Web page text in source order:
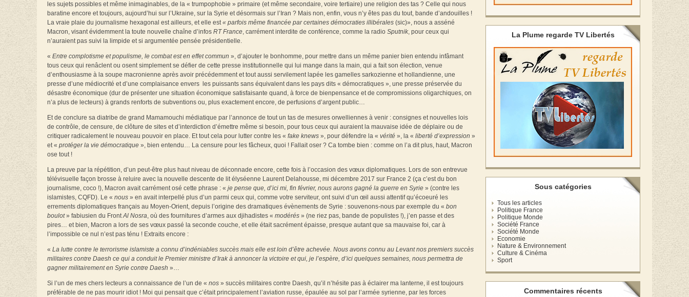
les sujets possibles et même inimaginables, de la « trumpophobie » primaire (et même secondaire, voire tertiaire) une religion des tas ? Celle qui nous
baratine encore et toujours, aujourd’hui sur l’Ukraine, sur la Syrie et désormais sur l’Iran ? Mais non, enfin, vous n’y êtes pas du tout, bande d’andouilles !
La vraie plaie du journalisme hexagonal est ailleurs, et elle est« parfois même financée par certaines démocraties illibérales (sic)», nous a asséné
Macron, visant évidemment la toute nouvelle chaîne d’infos RT France, carrément interdite de conférence, comme la radio Sputnik, pour ceux qui
n’auraient pas suivi la limpide et si argumentée pensée présidentielle.
« Entre complotisme et populisme, le combat est en effet commun », d’ajouter le bonhomme, pour mettre dans un même panier bien entendu infâmant
tous ceux qui renâclent ou osent simplement se défier de cette presse institutionnelle qui lui mange dans la main, qui a fait son élection, venue
d’enthousiasme à la soupe macronienne après avoir précédemment et tout aussi servilement lapée les gamelles sarkozienne et hollandienne, une
presse d’une médiocrité et d’une complaisance envers les puissants sans équivalent dans les pays dits « démocratiques », une presse préservée du
désastre économique (dur de présenter une situation économique satisfaisante quand, à force de bienpensance et de compromissions oligarchiques, on
n’a plus de lecteurs) à grands renforts de subventions ou, plus exactement encore, de perfusions d’argent public…
Et de conclure sa diatribe de grand Mamamouchi médiatique par l’annonce de tout un tas de mesures orwelliennes à venir : consignes et nouvelles lois
de contrôle, de censure, de clôture de sites et d’interdiction d’émettre même si besoin, pour tous ceux qui auraient la mauvaise idée de déplaire ou de
critiquer radicalement le nouveau pouvoir en place. Et tout cela pour lutter contre les « fake knews », pour défendre la « vérité », la « liberté d’expression »
et « protéger la vie démocratique », bien entendu… La censure pour les fâcheux, quoi ! Fallait oser ? Ca tombe bien : comme on l’a dit plus, haut, Macron
ose tout !
La preuve par la répétition, d’un peut-être plus haut niveau de déconnade encore, cette fois à l’occasion des vœux diplomatiques. Lors de son entrevue
télévisuelle façon brosse à reluire avec la nouvelle descente de lit élyséenne Laurent Delahousse, mi décembre 2017 sur France 2 (ça c’est du bon
journalisme, coco !), Macron avait carrément osé cette phrase : « je pense que, d’ici mi, fin février, nous aurons gagné la guerre en Syrie » (contre les
islamistes, CQFD). Le « nous » en avait interpellé plus d’un parmi ceux qui, comme votre serviteur, ont suivi d’un œil aussi attentif qu’écoeuré les
errements diplomatiques français au Moyen-Orient, depuis l’origine des dramatiques évènements de Syrie : souvenons-nous par exemple du « bon
boulot» fabiusien du FrontAl Nosra, où des fournitures d’armes aux djihadistes « modérés » (ne riez pas, bande de populistes !), j’en passe et des
pires… et bien, Macron a lors de ses vœux passé la seconde couche, et elle était sacrément épaisse, presque autant que sa mauvaise foi, car à
l’impossible ce nul n’est pas ténu ! Extraits encore :
« La lutte contre le terrorisme islamiste a connu d’indéniables succès mais elle est loin d’être achevée. Nous avons connu au Levant nos premiers succès
militaires contre Daesh ce qui a conduit le Premier ministre d’Irak à annoncer la victoire et qui, je l’espère, d’ici quelques semaines, nous permettra de
gagner militairement en Syrie contre Daesh »…
Si l’un de mes chers lecteurs a connaissance de l’un de « nos » succès militaires contre Daesh, qu’il n’hésite pas à éclairer ma lanterne, il est toujours
préférable de ne pas mourir idiot ! Moi qui pensait que c’était principalement l’aviation russe, épaulée au sol par l’armée syrienne, par les forces
La Plume regarde TV Libertés
Sous catégories
Tous les articles
Politique France
Politique Monde
Société France
Société Monde
Economie
Nature & Environnement
Culture & Cinéma
Sport
Commentaires récents